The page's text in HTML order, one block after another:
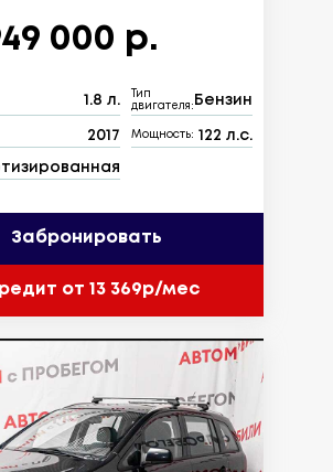
000 р.
1.8 л.
Тип
двигателя: Бензин
2017 Мощность: 122 л.с.
Забронировать
от 13 369р/мес